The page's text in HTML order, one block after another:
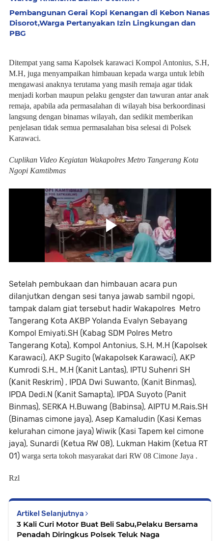
Pembangunan Gerai Kopi Kenangan di Kebon Nanas
Disorot,Warga Pertanyakan Izin Lingkungan dan
PBG
Ditempat yang sama Kapolsek karawaci Kompol Antonius, S.H,
M.H, juga menyampaikan himbauan kepada warga untuk lebih
mengawasi anaknya terutama yang masih remaja agar tidak
menjadi korban maupun pelaku gengster dan tawuran antar anak
remaja, apabila ada permasalahan di wilayah bisa berkoordinasi
langsung dengan binamas wilayah, dan sedikit memberikan
penjelasan tidak semua permasalahan bisa selesai di Polsek
Karawaci.
Cuplikan Video Kegiatan Wakapolres Metro Tangerang Kota
Ngopi Kamtibmas
Setelah pembukaan dan himbauan acara pun
dilanjutkan dengan sesi tanya jawab sambil ngopi,
tampak dalam giat tersebut hadir Wakapolres Metro
Tangerang Kota AKBP Yolanda Evalyn Sebayang
Kompol Emiyati.SH (Kabag SDM Polres Metro
Tangerang Kota), Kompol Antonius, S.H, M.H (Kapolsek
Karawaci), AKP Sugito (Wakapolsek Karawaci), AKP
Kumrodi S.H., M.H (Kanit Lantas), IPTU Suhenri SH
(Kanit Reskrim) , IPDA Dwi Suwanto, (Kanit Binmas),
IPDA Dedi.N (Kanit Samapta), IPDA Suyoto (Panit
Binmas), SERKA H.Buwang (Babinsa), AIPTU M.Rais.SH
(Binamas cimone jaya), Asep Kamaludin (Kasi Kemas
kelurahan cimone jaya) Wiwik (Kasi Tapem kel cimone
jaya), Sunardi (Ketua RW 08), Lukman Hakim (Ketua RT
01) warga serta tokoh masyarakat dari RW 08 Cimone Jaya .
Rzl
Artikel Selanjutnya
3 Kali Curi Motor Buat Beli Sabu,Pelaku Bersama
Penadah Diringkus Polsek Teluk Naga